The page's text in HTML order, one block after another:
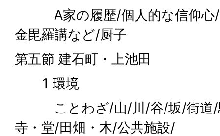
A家の履歴/個人的な信仰心/
金毘羅講など/厨子
第五節 建石町・上池田
1 環境
ことわざ/山/川/谷/坂/街道/
寺・堂/田畑・木/公共施設/